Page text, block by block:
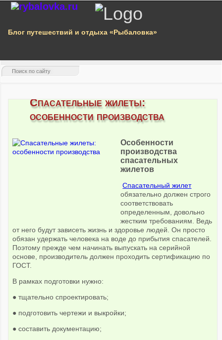
Блог путешествий и отдыха «Рыбаловка»
Спасательные жилеты:
особенности производства
Особенности
производства
спасательных
жилетов
Спасательный жилет
обязательно должен строго
соответствовать
определенным, довольно
жестким требованиям. Ведь
от него будут зависеть жизнь и здоровье людей. Он просто
обязан удержать человека на воде до прибытия спасателей.
Поэтому прежде чем начинать выпускать на серийной
основе, производитель должен проходить сертификацию по
ГОСТ.
В рамках подготовки нужно:
● тщательно спроектировать;
● подготовить чертежи и выкройки;
● составить документацию;